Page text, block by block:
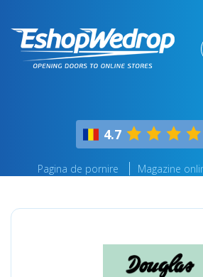
4.7
Pagina de pornire Magazine